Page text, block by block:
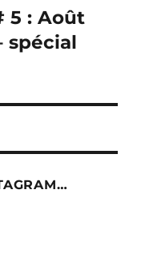
5 : Août
spécial